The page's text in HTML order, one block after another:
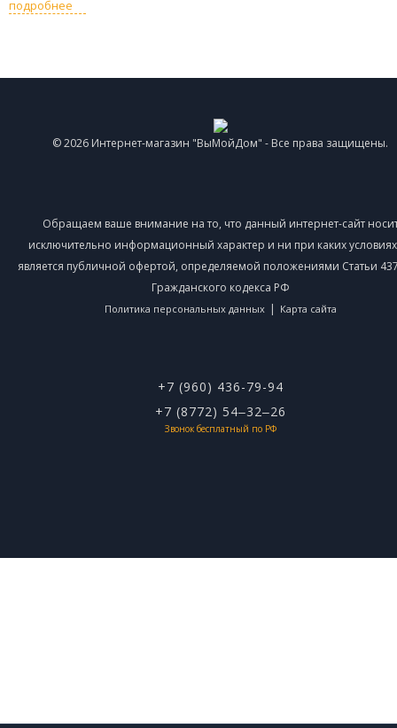
подробнее
© 2026 Интернет-магазин "ВыМойДом" - Все права защищены.
Обращаем ваше внимание на то, что данный интернет-сайт
исключительно информационный характер и ни при каких
является публичной офертой, определяемой положениями Статьи
Гражданского кодекса РФ
Политика персональных данных | Карта сайта
+7 (960) 436-79-94
+7 (8772) 54‒32‒26
Звонок бесплатный по РФ